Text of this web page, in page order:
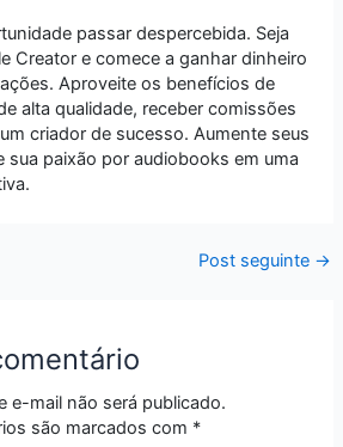
passar despercebida. Seja
Creator e comece a ganhar dinheiro
Aproveite os benefícios de
alta qualidade, receber comissões
criador de sucesso. Aumente seus
sua paixão por audiobooks em uma
Post seguinte →
e-mail não será publicado.
são marcados com *